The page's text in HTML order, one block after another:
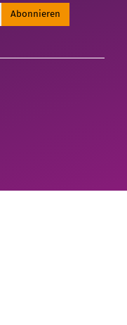
Abonnieren